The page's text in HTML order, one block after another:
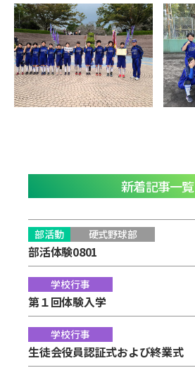
新着記事一覧
部活動 硬式野球部
部活体験0801
学校行事
第１回体験入学
学校行事
生徒会役員認証式および終業式